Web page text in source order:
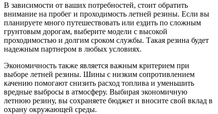
В зависимости от ваших потребностей, стоит обратить
внимание на пробег и проходимость летней резины. Если вы
планируете много путешествовать или ездить по сложным
грунтовым дорогам, выберите модели с высокой
проходимостью и долгим сроком службы. Такая резина будет
надежным партнером в любых условиях.
Экономичность также является важным критерием при
выборе летней резины. Шины с низким сопротивлением
качению помогают снизить расход топлива и уменьшить
вредные выбросы в атмосферу. Выбирая экономичную
летнюю резину, вы сохраняете бюджет и вносите свой вклад в
охрану окружающей среды.